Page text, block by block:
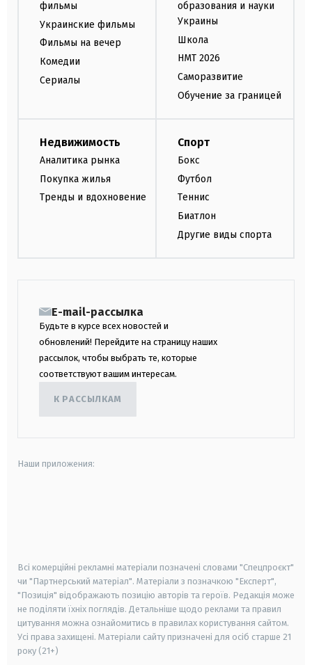
фильмы
Украинские фильмы
Фильмы на вечер
Комедии
Сериалы
образования и науки
Украины
Школа
НМТ 2026
Саморазвитие
Обучение за границей
Недвижимость
Аналитика рынка
Покупка жилья
Тренды и вдохновение
Спорт
Бокс
Футбол
Теннис
Биатлон
Другие виды спорта
E-mail-рассылка
Будьте в курсе всех новостей и
обновлений! Перейдите на страницу наших
рассылок, чтобы выбрать те, которые
соответствуют вашим интересам.
К РАССЫЛКАМ
Наши приложения:
Всі комерційні рекламні матеріали позначені словами "Спецпроєкт"
чи "Партнерський матеріал". Матеріали з позначкою "Експерт",
"Позиція" відображають позицію авторів та героїв. Редакція може
не поділяти їхніх поглядів. Детальніше щодо реклами та правил
цитування можна ознайомитись в правилах користування сайтом.
Усі права захищені. Матеріали сайту призначені для осіб старше 21
року (21+)